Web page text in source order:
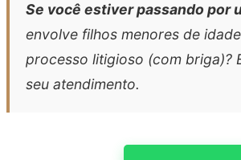
Se você estiver passando por
envolve filhos menores de
processo litigioso (com briga)?
seu atendimento.